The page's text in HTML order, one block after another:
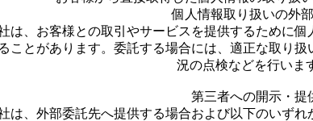
個人情報取り扱いの外
は、お客様との取引やサービスを提供するために
ことがあります。委託する場合には、適正な取り
況の点検などを行いま
第三者への開示・提
は、外部委託先へ提供する場合および以下のいず